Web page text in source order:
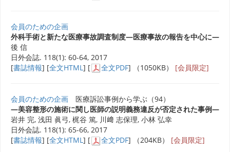
会員のための企画
外科手術と新たな医療事故調査制度―医療事故の報告を中心に―
後 信
日外会誌. 118(1): 60-64, 2017
[書誌情報] [全文HTML ] [ 全文PDF] （1050KB） [会員限定]
会員のための企画 医療訴訟事例から学ぶ（94）
―美容整形の施術に関し医師の説明義務違反が否定された事例―
岩井 完, 浅田 眞弓, 梶谷 篤, 川﨑 志保理, 小林 弘幸
日外会誌. 118(1): 65-66, 2017
[書誌情報] [全文HTML] [ 全文PDF] （204KB） [会員限定]